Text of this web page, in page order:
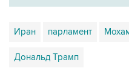
Иран парламент
Дональд Трамп